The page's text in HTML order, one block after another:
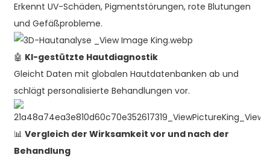
Erkennt UV-Schäden, Pigmentstörungen, rote Blutungen
und Gefäßprobleme.
🤖 KI-gestützte Hautdiagnostik
Gleicht Daten mit globalen Hautdatenbanken ab und
schlägt personalisierte Behandlungen vor.
📊 Vergleich der Wirksamkeit vor und nach der
Behandlung